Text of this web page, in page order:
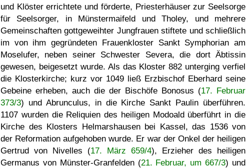
und Klöster errichtete und förderte, Priesterhäuser zur Seelsorge
für Seelsorger, in Münstermaifeld und Tholey, und mehrere
Gemeinschaften gottgeweihter Jungfrauen stiftete und schließlich
im von ihm gegründeten Frauenkloster Sankt Symphorian am
Moselufer, neben seiner Schwester Severa, die dort Äbtissin
gewesen, beigesetzt wurde. Als das Kloster 882 unterging verfiel
die Klosterkirche; kurz vor 1049 ließ Erzbischof Eberhard seine
Gebeine erheben, auch die der Bischöfe Bonosus (17. Februar
373/3) und Abrunculus, in die Kirche Sankt Paulin überführen.
1107 wurden die Reliquien des heiligen Modoald überführt in die
Kirche des Klosters Helmarshausen bei Kassel, das 1536 von
der Reformation aufgehoben wurde. Er war der Onkel der heiligen
Gertrud von Nivelles (17. März 659/4), Erzieher des heiligen
Germanus von Münster-Granfelden (21. Februar, um 667/3) und